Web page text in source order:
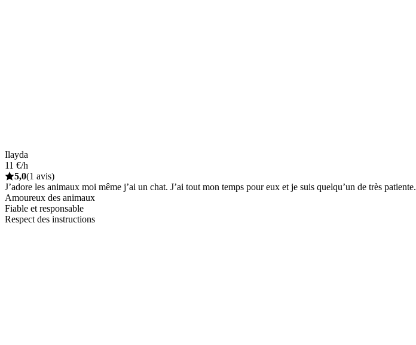
Ilayda
11 €/h
5,0(1 avis)
J’adore les animaux moi même j’ai un chat. J’ai tout mon temps pour eux et je suis quelqu’un de très patiente.
Amoureux des animaux
Fiable et responsable
Respect des instructions